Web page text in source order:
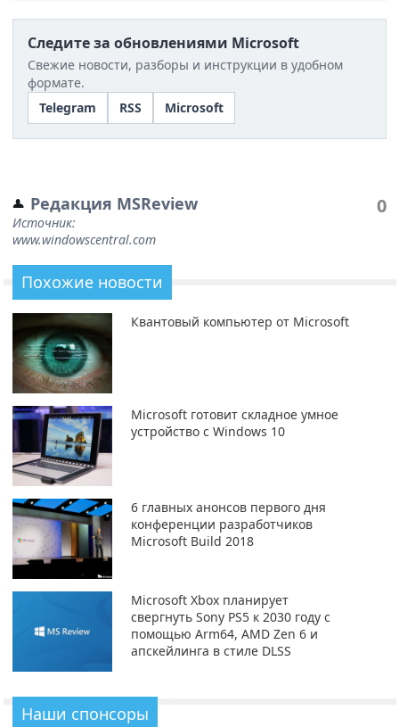
Следите за обновлениями Microsoft
Свежие новости, разборы и инструкции в удобном
формате.
Telegram
RSS Microsoft
Редакция MSReview
Источник:
www.windowscentral.com
0
Похожие новости
Квантовый компьютер от Microsoft
Microsoft готовит складное умное
устройство с Windows 10
6 главных анонсов первого дня
конференции разработчиков
Microsoft Build 2018
Microsoft Xbox планирует
свергнуть Sony PS5 к 2030 году с
помощью Arm64, AMD Zen 6 и
апскейлинга в стиле DLSS
Наши спонсоры